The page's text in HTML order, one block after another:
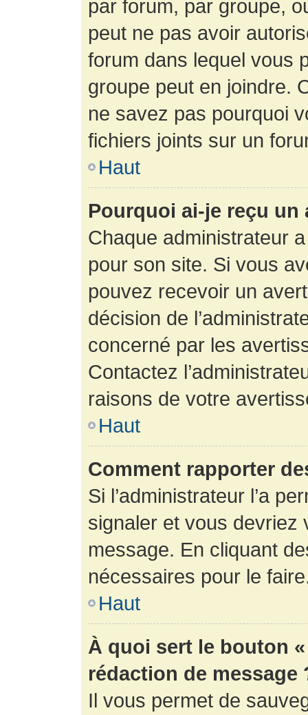
par forum, par groupe,
peut ne pas avoir
forum dans lequel vous
groupe peut en joindre.
ne savez pas pourquoi
fichiers joints sur un
Haut
Pourquoi ai-je reçu un
Chaque administrateur
pour son site. Si vous
pouvez recevoir un
décision de
concerné par les
Contactez
raisons de votre
Haut
Comment rapporter
Si l’administrateur l’a
signaler et vous devriez
message. En cliquant
nécessaires pour le
Haut
À quoi sert le bouton
rédaction de message
Il vous permet de